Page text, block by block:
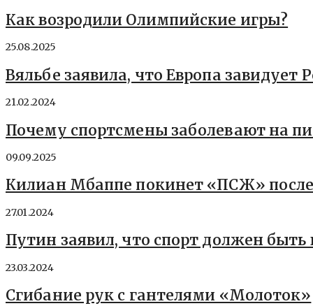
Как возродили Олимпийские игры?
25.08.2025
Вяльбе заявила, что Европа
21.02.2024
Почему спортсмены заболевают на
09.09.2025
Килиан Мбаппе покинет «ПСЖ»
27.01.2024
Путин заявил, что спорт должен быть
23.03.2024
Сгибание рук с гантелями «Молоток»